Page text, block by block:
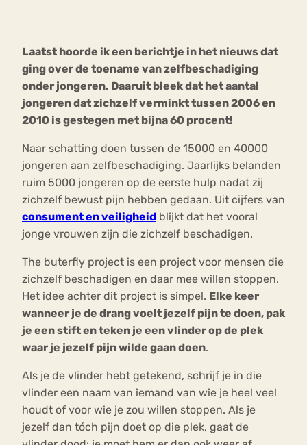
Laatst hoorde ik een berichtje in het nieuws dat
ging over de toename van zelfbeschadiging
onder jongeren. Daaruit bleek dat het aantal
jongeren dat zichzelf verminkt tussen 2006 en
2010 is gestegen met bijna 60 procent!
Naar schatting doen tussen de 15000 en 40000
jongeren aan zelfbeschadiging. Jaarlijks belanden
ruim 5000 jongeren op de eerste hulp nadat zij
zichzelf bewust pijn hebben gedaan. Uit cijfers van
consument en veiligheid blijkt dat het vooral
jonge vrouwen zijn die zichzelf beschadigen.
The buterfly project is een project voor mensen die
zichzelf beschadigen en daar mee willen stoppen.
Het idee achter dit project is simpel. Elke keer
wanneer je de drang voelt jezelf pijn te doen, pak
je een stift en teken je een vlinder op de plek
waar je jezelf pijn wilde gaan doen.
Als je de vlinder hebt getekend, schrijf je in die
vlinder een naam van iemand van wie je heel veel
houdt of voor wie je zou willen stoppen. Als je
jezelf dan tóch pijn doet op die plek, gaat de
Chat
Forum
mia
Nerv
osa
Eetstoornis Anorexia Nervosa
Eetbuien Piekeren Sport